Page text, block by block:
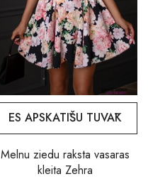
ES APSKATĪŠU TUVĀK
Melnu ziedu raksta vasaras
kleita Zehra